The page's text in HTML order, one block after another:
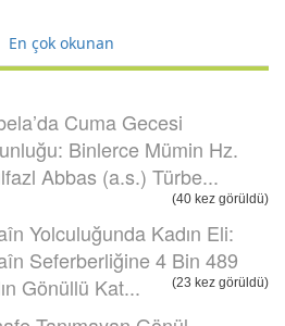
En çok okunan
Cuma Gecesi
Binlerce Mümin Hz.
Abbas (a.s.) Türbe...
(40 kez görüldü)
Yolculuğunda Kadın Eli:
Seferberliğine 4 Bin 489
Gönüllü Kat...
(23 kez görüldü)